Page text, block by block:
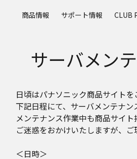
商品情報 サポート情報 CLUB
サーバメン
日頃はパナソニック商品サイトを
下記日程にて、サーバメンテナン
メンテナンス作業中も商品サイ
ご迷惑をおかけいたしますが、ご
＜日時＞